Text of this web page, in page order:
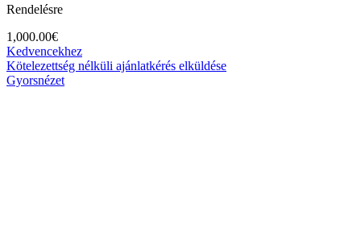
Rendelésre
1,000.00€
Kedvencekhez
Kötelezettség nélküli ajánlatkérés elküldése
Gyorsnézet